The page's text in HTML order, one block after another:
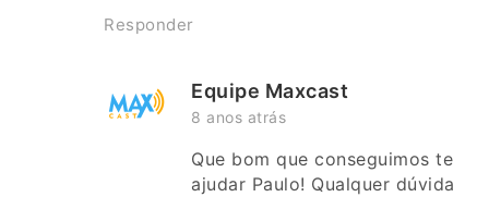
Responder
Equipe Maxcast
8 anos atrás
Que bom que conseguimos te
ajudar Paulo! Qualquer dúvida